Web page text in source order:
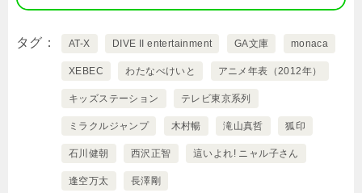
タグ AT-X DIVE II entertainment GA文庫 monaca
XEBEC わたなべけいと アニメ年表（2012年）
キッズステーション テレビ東京系列
ミラクルジャンプ 木村暢 滝山真哲 狐印
石川健朝 西沢正智 這いよれ! ニャル子さん
逢空万太 長澤剛